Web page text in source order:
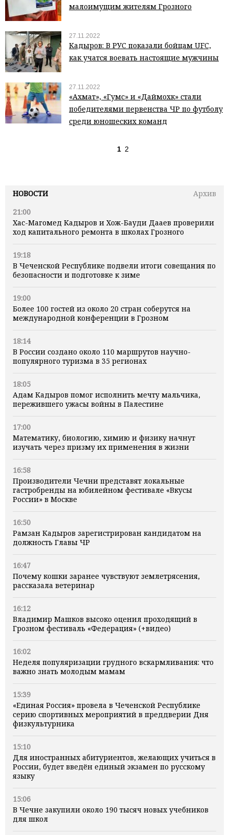
НОВОСТИ
Архив
21:00
Хас-Магомед Кадыров и Хож-Бауди Дааев проверили
ход капитального ремонта в школах Грозного
19:18
В Чеченской Республике подвели итоги совещания по
безопасности и подготовке к зиме
19:00
Более 100 гостей из около 20 стран соберутся на
международной конференции в Грозном
18:14
В России создано около 110 маршрутов научно-
популярного туризма в 35 регионах
18:05
Адам Кадыров помог исполнить мечту мальчика,
пережившего ужасы войны в Палестине
17:00
Математику, биологию, химию и физику начнут
изучать через призму их применения в жизни
16:58
Производители Чечни представят локальные
гастробренды на юбилейном фестивале «Вкусы
России» в Москве
16:50
Рамзан Кадыров зарегистрирован кандидатом на
должность Главы ЧР
16:47
Почему кошки заранее чувствуют землетрясения,
рассказала ветеринар
16:12
Владимир Машков высоко оценил проходящий в
Грозном фестиваль «Федерация» (+видео)
16:02
Неделя популяризации грудного вскармливания: что
важно знать молодым мамам
15:39
«Единая Россия» провела в Чеченской Республике
серию спортивных мероприятий в преддверии Дня
физкультурника
15:10
Для иностранных абитуриентов, желающих учиться в
России, будет введён единый экзамен по русскому
языку
15:06
В Чечне закупили около 190 тысяч новых учебников
для школ
малоимущим жителям Грозного
27.11.2022
Кадыров: В РУС показали бойцам UFC,
как учатся воевать настоящие мужчины
27.11.2022
«Ахмат», «Гумс» и «Даймохк» стали
победителями первенства ЧР по футболу
среди юношеских команд
1 2